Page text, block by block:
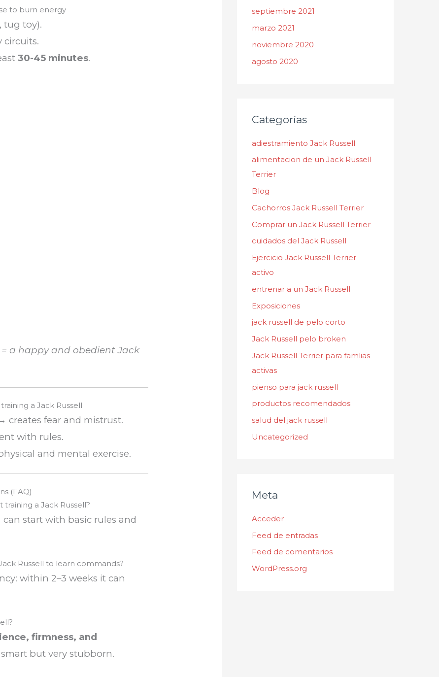
to burn energy
tug toy).
circuits.
30-45 minutes.
= a happy and obedient Jack
a Jack Russell
creates fear and mistrust.
with rules.
and mental exercise.
(FAQ)
a Jack Russell?
can start with basic rules and
Russell to learn commands?
within 2–3 weeks it can
firmness, and
smart but very stubborn.
septiembre 2021
marzo 2021
noviembre 2020
agosto 2020
Categorías
adiestramiento Jack Russell
alimentacion de un Jack Russell
Terrier
Blog
Cachorros Jack Russell Terrier
Comprar un Jack Russell Terrier
cuidados del Jack Russell
Ejercicio Jack Russell Terrier
activo
entrenar a un Jack Russell
Exposiciones
jack russell de pelo corto
Jack Russell pelo broken
Jack Russell Terrier para famlias
activas
pienso para jack russell
productos recomendados
salud del jack russell
Uncategorized
Meta
Acceder
Feed de entradas
Feed de comentarios
WordPress.org